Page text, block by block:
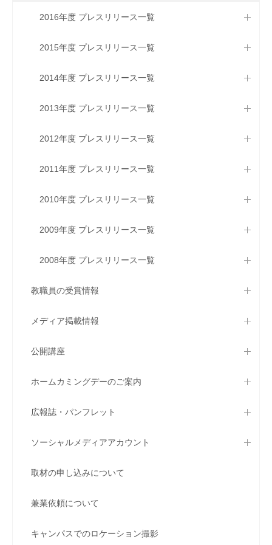
2016年度 プレスリリース一覧
2015年度 プレスリリース一覧
2014年度 プレスリリース一覧
2013年度 プレスリリース一覧
2012年度 プレスリリース一覧
2011年度 プレスリリース一覧
2010年度 プレスリリース一覧
2009年度 プレスリリース一覧
2008年度 プレスリリース一覧
教職員の受賞情報
メディア掲載情報
公開講座
ホームカミングデーのご案内
広報誌・パンフレット
ソーシャルメディアアカウント
取材の申し込みについて
兼業依頼について
キャンパスでのロケーション撮影